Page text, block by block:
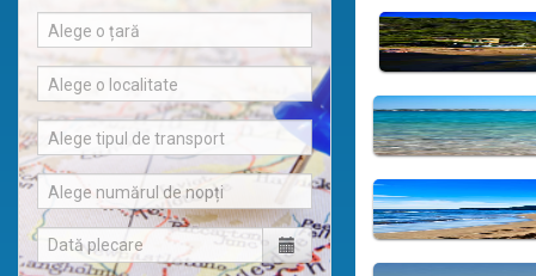
Alege o țară
Alege o localitate
Alege tipul de transport
Alege numărul de nopți